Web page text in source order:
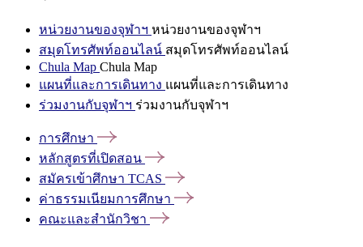
หน่วยงานของจุฬาฯ หน่วยงานของจุฬาฯ
สมุดโทรศัพท์ออนไลน์ สมุดโทรศัพท์ออนไลน์
Chula Map Chula Map
แผนที่และการเดินทาง แผนที่และการเดินทาง
ร่วมงานกับจุฬาฯ ร่วมงานกับจุฬาฯ
การศึกษา
หลักสูตรที่เปิดสอน
สมัครเข้าศึกษา TCAS
ค่าธรรมเนียมการศึกษา
คณะและสำนักวิชา